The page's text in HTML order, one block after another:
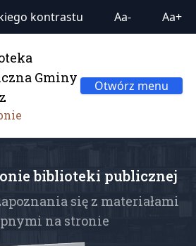
kontrastu Aa- Aa+
Gminy
Otwórz menu
biblioteki publicznej
się z materiałami
na stronie